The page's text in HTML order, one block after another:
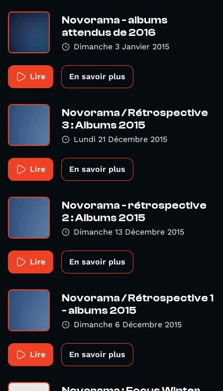
Novorama - albums
attendus de 2016
Dimanche 3 Janvier 2015
Lire En savoir plus
Novorama / Rétrospective
3 : Albums 2015
Lundi 21 Décembre 2015
Lire En savoir plus
Novorama - rétrospective
2 : Albums 2015
Dimanche 13 Décembre 2015
Lire En savoir plus
Novorama / Rétrospective 1
- albums 2015
Dimanche 6 Décembre 2015
Lire En savoir plus